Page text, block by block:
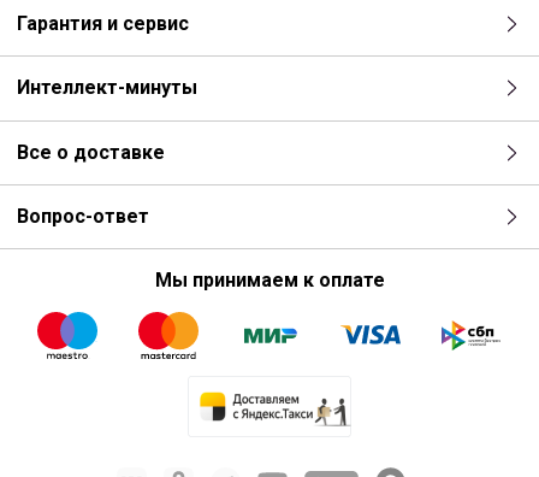
Гарантия и сервис
Интеллект-минуты
Все о доставке
Вопрос-ответ
Мы принимаем к оплате